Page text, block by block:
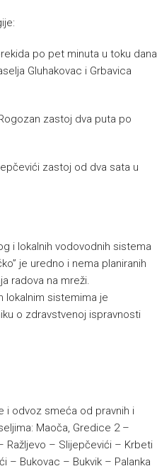
po pet minuta u toku dana
Gluhakovac i Grbavica
zastoj dva puta po
zastoj od dva sata u
i lokalnih vodovodnih sistema
je uredno i nema planiranih
radova na mreži.
lokalnim sistemima je
o zdravstvenoj ispravnosti
i odvoz smeća od pravnih i
Maoča, Gredice 2 –
Ražljevo – Slijepčevići – Krbeti
– Bukovac – Bukvik – Palanka